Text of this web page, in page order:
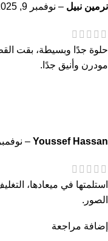
نرمين نبيل – نوفمبر 9, 2025
حلوة جدًا وبسيطة، بقت
مودرن وأنيق جدًا.
Youssef Hassan
– نوفمبر 9,
استلمتها في ميعادها،
الصور.
إضافة مراجعة